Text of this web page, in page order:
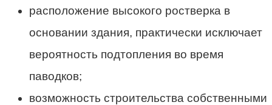
расположение высокого ростверка в
основании здания, практически исключает
вероятность подтопления во время
паводков;
возможность строительства собственными